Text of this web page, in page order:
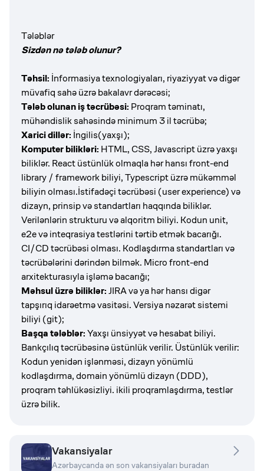
Tələblər
Sizdən nə tələb olunur?
Təhsil: İnformasiya texnologiyaları, riyaziyyat və digər
müvafiq sahə üzrə bakalavr dərəcəsi;
Tələb olunan iş təcrübəsi: Proqram təminatı,
mühəndislik sahəsində minimum 3 il təcrübə;
Xarici dillər: İngilis(yaxşı);
Komputer bilikləri: HTML, CSS, Javascript üzrə yaxşı
biliklər. React üstünlük olmaqla hər hansı front-end
library / framework biliyi, Typescript üzrə mükəmməl
biliyin olması.İstifadəçi təcrübəsi (user experience) və
dizayn, prinsip və standartları haqqında biliklər.
Verilənlərin strukturu və alqoritm biliyi. Kodun unit,
e2e və inteqrasiya testlərini tərtib etmək bacarığı.
CI/CD təcrübəsi olması. Kodlaşdırma standartları və
təcrübələrini dərindən bilmək. Micro front-end
arxitekturasıyla işləmə bacarığı;
Məhsul üzrə biliklər:JIRA və ya hər hansı digər
tapşırıq idarəetmə vasitəsi. Versiya nəzarət sistemi
biliyi (git);
Başqa tələblər:Yaxşı ünsiyyət və hesabat biliyi.
Bankçılıq təcrübəsinə üstünlük verilir. Üstünlük verilir:
Kodun yenidən işlənməsi, dizayn yönümlü
kodlaşdırma, domain yönümlü dizayn (DDD),
proqram təhlükəsizliyi. ikili proqramlaşdırma, testlər
üzrə bilik.
Vakansiyalar
Azərbaycanda ən son vakansiyaları buradan